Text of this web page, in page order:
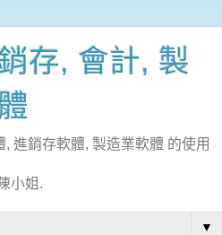
存, 會計, 製
進銷存軟體, 製造業軟體 的使用
小姐.
▼